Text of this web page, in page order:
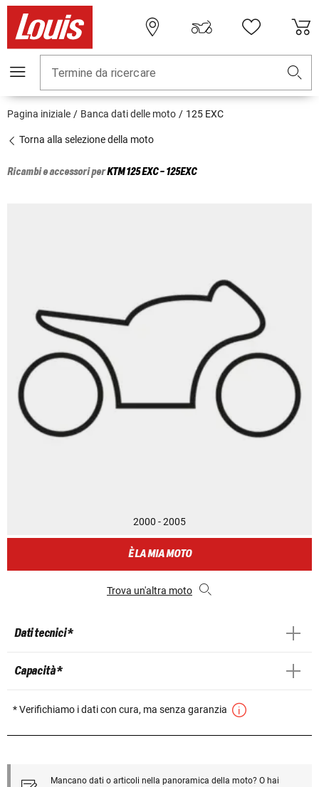
Termine da ricercare
Pagina iniziale Banca dati delle moto 125 EXC
Torna alla selezione della moto
Ricambi e accessori perKTM125 EXC - 125EXC
2000 - 2005
È LA MIA MOTO
Trova un'altra moto
Dati tecnici *
Capacità *
* Verifichiamo i dati con cura, ma senza garanzia
Mancano dati o articoli nella panoramica della moto? O hai